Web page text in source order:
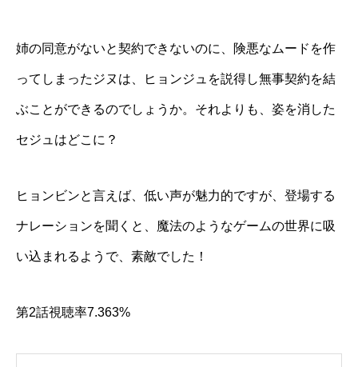
姉の同意がないと契約できないのに、険悪なムードを作
ってしまったジヌは、ヒョンジュを説得し無事契約を結
ぶことができるのでしょうか。それよりも、姿を消した
セジュはどこに？
ヒョンビンと言えば、低い声が魅力的ですが、登場する
ナレーションを聞くと、魔法のようなゲームの世界に吸
い込まれるようで、素敵でした！
第2話視聴率7.363%